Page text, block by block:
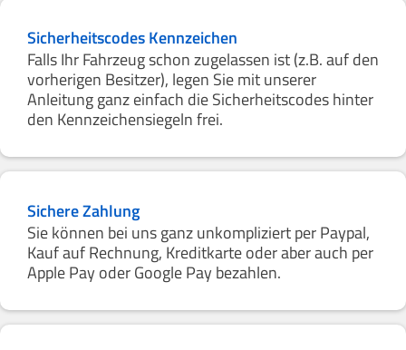
Sicherheitscodes Kennzeichen
Falls Ihr Fahrzeug schon zugelassen ist (z.B. auf den
vorherigen Besitzer), legen Sie mit unserer
Anleitung ganz einfach die Sicherheitscodes hinter
den Kennzeichensiegeln frei.
Sichere Zahlung
Sie können bei uns ganz unkompliziert per Paypal,
Kauf auf Rechnung, Kreditkarte oder aber auch per
Apple Pay oder Google Pay bezahlen.